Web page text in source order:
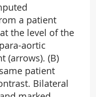
a patient
the level of the
aortic
(arrows). (B)
patient
Bilateral